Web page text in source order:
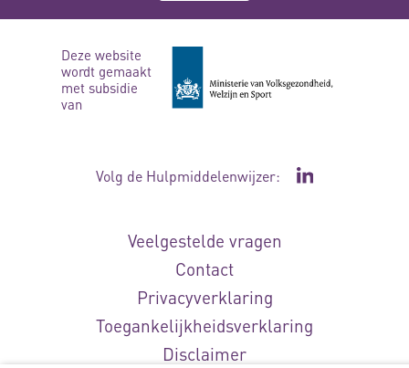
Deze website
wordt gemaakt
met subsidie
van
Volg de Hulpmiddelenwijzer: Ga naar de
Veelgestelde vragen
Contact
Privacyverklaring
Toegankelijkheidsverklaring
Disclaimer